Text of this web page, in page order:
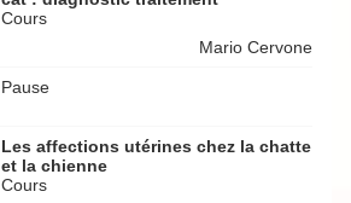
Cours
Mario Cervone
Pause
Les affections utérines chez la chatte
et la chienne
Cours